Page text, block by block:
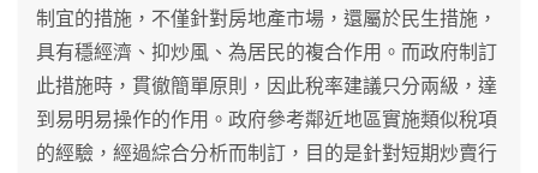
制宜的措施，不僅針對房地產市場，還屬於民生措施，
具有穩經濟、抑炒風、為居民的複合作用。而政府制訂
此措施時，貫徹簡單原則，因此稅率建議只分兩級，達
到易明易操作的作用。政府參考鄰近地區實施類似稅項
的經驗，經過綜合分析而制訂，目的是針對短期炒賣行